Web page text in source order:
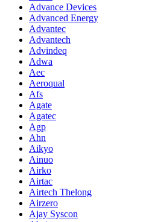
Advance Devices
Advanced Energy
Advantec
Advantech
Advindeq
Adwa
Aec
Aeroqual
Afs
Agate
Agatec
Agp
Ahn
Aikyo
Ainuo
Airko
Airtac
Airtech Thelong
Airzero
Ajay Syscon